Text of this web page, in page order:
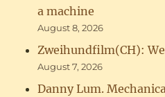
a machine
August 8, 2026
Zweihundfilm(CH):
August 7, 2026
Danny Lum.